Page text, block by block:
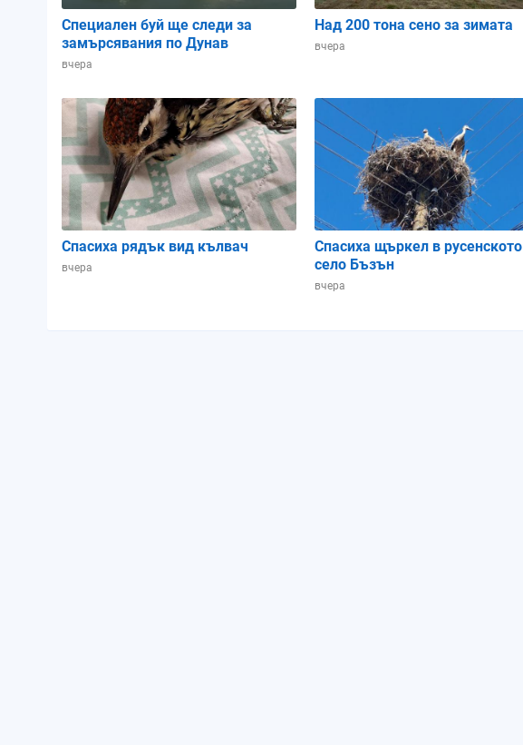
Облачност: 88% 85% 83%
Специален буй ще следи за
замърсявания по Дунав
вчера
Над 200 тона сено за зимата
вчера
Спасиха рядък вид кълвач
вчера
Спасиха щъркел в русенското
село Бъзън
вчера